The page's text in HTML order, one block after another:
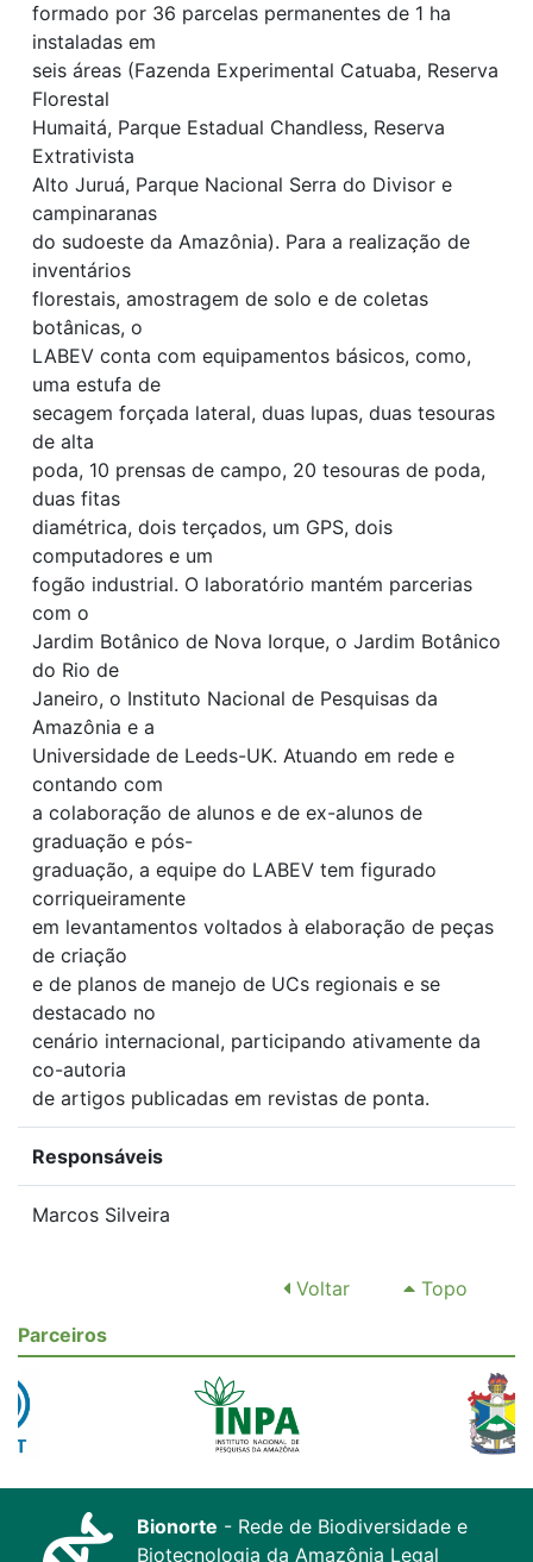
formado por 36 parcelas permanentes de 1 ha
instaladas em
seis áreas (Fazenda Experimental Catuaba, Reserva
Florestal
Humaitá, Parque Estadual Chandless, Reserva
Extrativista
Alto Juruá, Parque Nacional Serra do Divisor e
campinaranas
do sudoeste da Amazônia). Para a realização de
inventários
florestais, amostragem de solo e de coletas
botânicas, o
LABEV conta com equipamentos básicos, como,
uma estufa de
secagem forçada lateral, duas lupas, duas tesouras
de alta
poda, 10 prensas de campo, 20 tesouras de poda,
duas fitas
diamétrica, dois terçados, um GPS, dois
computadores e um
fogão industrial. O laboratório mantém parcerias
com o
Jardim Botânico de Nova Iorque, o Jardim Botânico
do Rio de
Janeiro, o Instituto Nacional de Pesquisas da
Amazônia e a
Universidade de Leeds-UK. Atuando em rede e
contando com
a colaboração de alunos e de ex-alunos de
graduação e pós-
graduação, a equipe do LABEV tem figurado
corriqueiramente
em levantamentos voltados à elaboração de peças
de criação
e de planos de manejo de UCs regionais e se
destacado no
cenário internacional, participando ativamente da
co-autoria
de artigos publicadas em revistas de ponta.
Responsáveis
Marcos Silveira
Voltar
Topo
Parceiros
Bionorte - Rede de Biodiversidade e
Biotecnologia da Amazônia Legal